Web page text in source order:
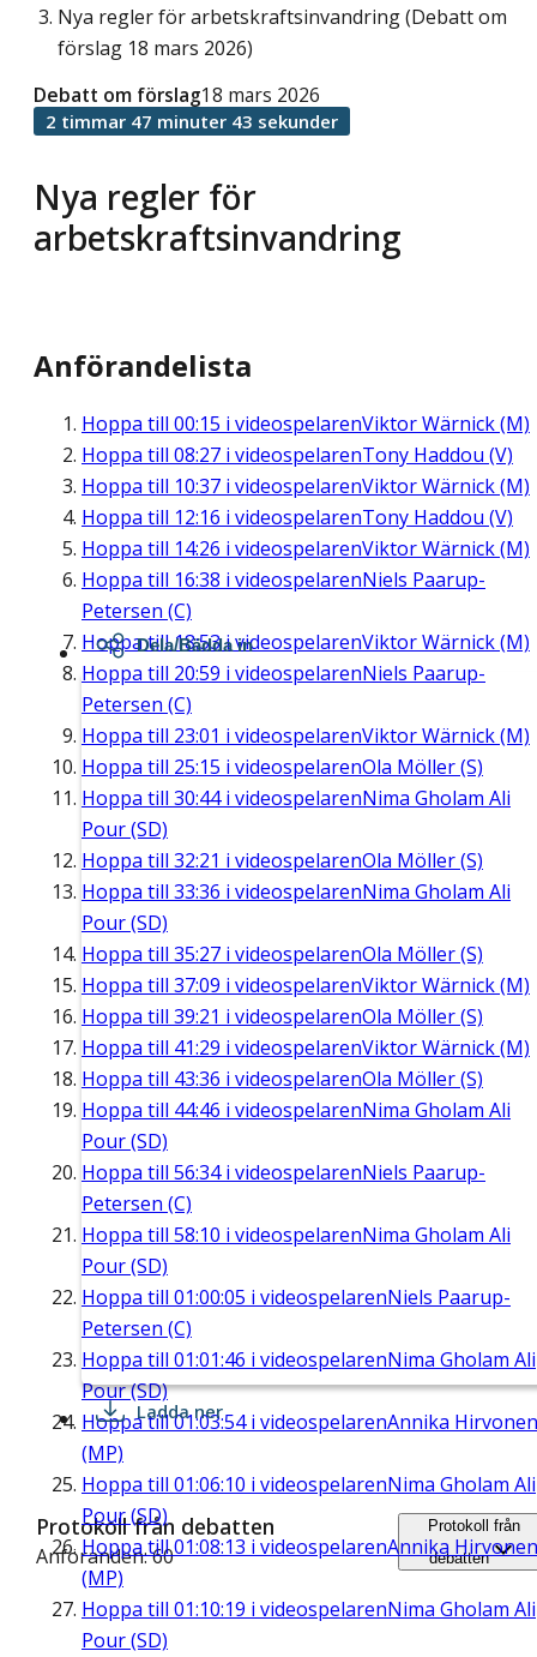
Nya regler för arbetskraftsinvandring (Debatt om
förslag 18 mars 2026)
Nya regler för
arbetskraftsinvandring
Debatt om förslag18 mars 2026
2 timmar 47 minuter 43 sekunder
Anförandelista
Hoppa till 00:15 i videospelarenViktor Wärnick (M)
Hoppa till 08:27 i videospelarenTony Haddou (V)
Hoppa till 10:37 i videospelarenViktor Wärnick (M)
Hoppa till 12:16 i videospelarenTony Haddou (V)
Hoppa till 14:26 i videospelarenViktor Wärnick (M)
Hoppa till 16:38 i videospelarenNiels Paarup-
Petersen (C)
Hoppa till18:53i videospelarenViktor Wärnick (M)
Hoppa till 20:59 i videospelarenNiels Paarup-
Petersen (C)
Hoppa till 23:01 i videospelarenViktor Wärnick (M)
Hoppa till 25:15 i videospelarenOla Möller (S)
Hoppa till 30:44i videospelarenNima Gholam Ali
Pour (SD)
Hoppa till 32:21 i videospelarenOla Möller (S)
Hoppa till 33:36 i videospelarenNima Gholam Ali
Pour (SD)
Hoppa till 35:27 i videospelarenOla Möller (S)
Hoppa till 37:09 i videospelarenViktor Wärnick (M)
Hoppa till 39:21 i videospelarenOla Möller (S)
Hoppa till 41:29 i videospelarenViktor Wärnick (M)
Hoppa till 43:36 i videospelarenOla Möller (S)
Hoppa till 44:46 i videospelarenNima Gholam Ali
Pour (SD)
Hoppa till 56:34i videospelarenNiels Paarup-
Petersen (C)
Hoppa till 58:10 i videospelarenNima Gholam Ali
Pour (SD)
Hoppa till 01:00:05 i videospelarenNiels Paarup-
Petersen (C)
Hoppa till 01:01:46 i videospelarenNima Gholam Ali
Pour (SD)
Hoppa till01:03:54i videospelarenAnnika Hirvonen
(MP)
Hoppa till 01:06:10 i videospelarenNima Gholam Ali
Pour (SD)
Hoppa till01:08:13 i videospelarenAnnika Hirvonen
(MP)
Hoppa till 01:10:19 i videospelarenNima Gholam Ali
Pour (SD)
Dela/Bädda in
Ladda ner
Protokoll från debatten
Anföranden: 60
Protokoll från
debatten